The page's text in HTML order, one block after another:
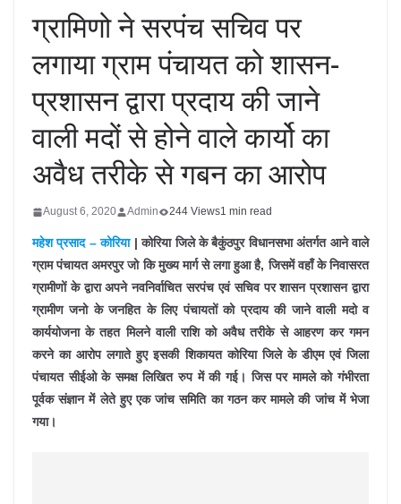
ग्रामिणो ने सरपंच सचिव पर
लगाया ग्राम पंचायत को शासन-
प्रशासन द्वारा प्रदाय की जाने
वाली मदों से होने वाले कार्यो का
अवैध तरीके से गबन का आरोप
August 6, 2020 Admin 244 Views1 min read
महेश प्रसाद – कोरिया| कोरिया जिले के बैकुंठपुर विधानसभा अंतर्गत आने वाले
ग्राम पंचायत अमरपुर जो कि मुख्य मार्ग से लगा हुआ है, जिसमें वहाँ के निवासरत
ग्रामीणों के द्वारा अपने नवनिर्वाचित सरपंच एवं सचिव पर शासन प्रशासन द्वारा
ग्रामीण जनो के जनहित के लिए पंचायतों को प्रदाय की जाने वाली मदो व
कार्ययोजना के तहत मिलने वाली राशि को अवैध तरीके से आहरण कर गमन
करने का आरोप लगाते हुए इसकी शिकायत कोरिया जिले के डीएम एवं जिला
पंचायत सीईओ के समक्ष लिखित रुप में की गई। जिस पर मामले को गंभीरता
पूर्वक संज्ञान में लेते हुए एक जांच समिति का गठन कर मामले की जांच में भेजा
गया।